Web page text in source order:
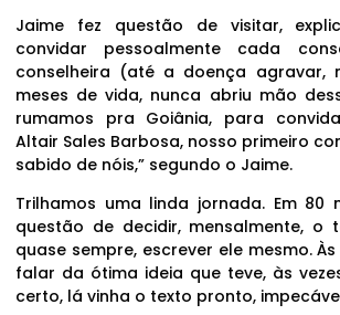
Jaime fez questão de visitar,
convidar pessoalmente cada
conselheira (até a doença agravar,
meses de vida, nunca abriu mão
rumamos pra Goiânia, para
Altair Sales Barbosa, nosso primeiro
sabido de nóis,” segundo o Jaime.
Trilhamos uma linda jornada. Em 80
questão de decidir, mensalmente, o
quase sempre, escrever ele mesmo.
falar da ótima ideia que teve, às
certo, lá vinha o texto pronto,